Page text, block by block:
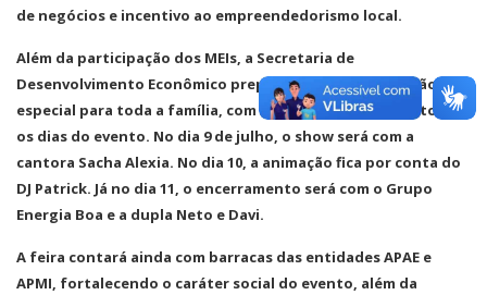
de negócios e incentivo ao empreendedorismo local.
Além da participação dos MEIs, a Secretaria de
Desenvolvimento Econômico preparou uma programação
especial para toda a família, com atrações musicais em todos
os dias do evento. No dia 9 de julho, o show será com a
cantora Sacha Alexia. No dia 10, a animação fica por conta do
DJ Patrick. Já no dia 11, o encerramento será com o Grupo
Energia Boa e a dupla Neto e Davi.
A feira contará ainda com barracas das entidades APAE e
APMI, fortalecendo o caráter social do evento, além da